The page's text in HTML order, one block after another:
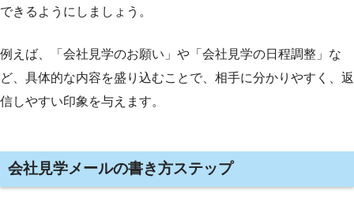
できるようにしましょう。
例えば、「会社見学のお願い」や「会社見学の日程調整」な
ど、具体的な内容を盛り込むことで、相手に分かりやすく、返
信しやすい印象を与えます。
会社見学メールの書き方ステップ